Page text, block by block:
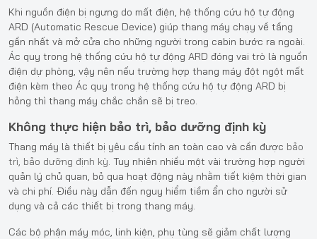
Khi nguồn điện bị ngưng do mất điện, hệ thống cứu hộ tự động
ARD (Automatic Rescue Device) giúp thang máy chạy về tầng
gần nhất và mở cửa cho những người trong cabin bước ra ngoài.
Ác quy trong hệ thống cứu hộ tự động ARD đóng vai trò là nguồn
điện dự phòng, vậy nên nếu trường hợp thang máy đột ngột mất
điện kèm theo Ác quy trong hệ thống cứu hộ tự động ARD bị
hỏng thì thang máy chắc chắn sẽ bị treo.
Không thực hiện bảo trì, bảo dưỡng định kỳ
Thang máy là thiết bị yêu cầu tính an toàn cao và cần được bảo
trì, bảo dưỡng định kỳ. Tuy nhiên nhiều một vài trường hợp người
quản lý chủ quan, bỏ qua hoạt động này nhằm tiết kiệm thời gian
và chi phí. Điều này dẫn đến nguy hiểm tiềm ẩn cho người sử
dụng và cả các thiết bị trong thang máy.
Các bộ phận máy móc, linh kiện, phụ tùng sẽ giảm chất lượng